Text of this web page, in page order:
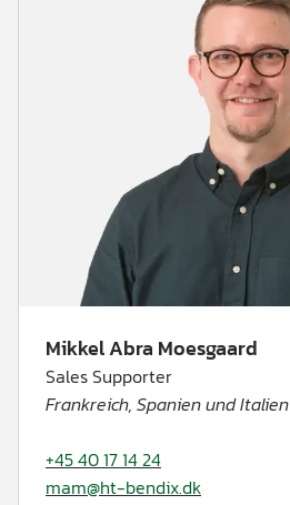
Mikkel Abra Moesgaard
Sales Supporter
Frankreich, Spanien und Italien
+45 40 17 14 24
mam@ht-bendix.dk